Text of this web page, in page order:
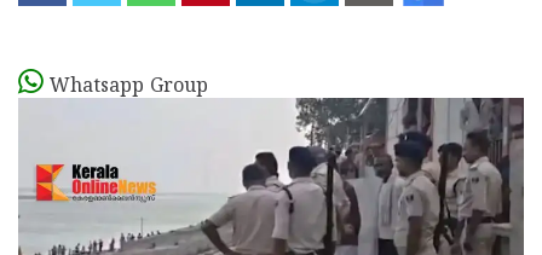
Whatsapp Group